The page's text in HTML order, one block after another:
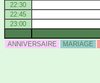
22:30
22:45
23:00
ANNIVERSAIRE
MARIAGE